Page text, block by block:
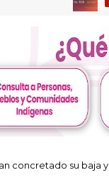
concretado su baja y